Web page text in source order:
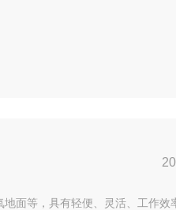
面等，具有轻便、灵活、工作效